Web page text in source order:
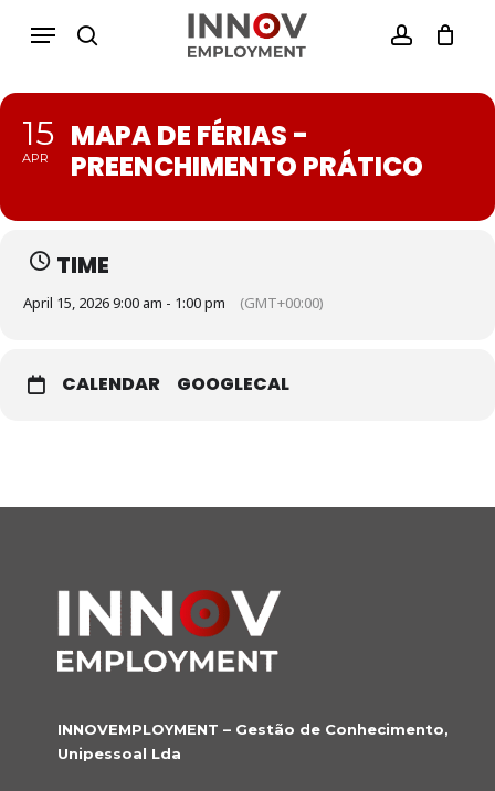
search account
Menu
Cesto de Compras Close
15
APR
MAPA DE FÉRIAS -
PREENCHIMENTO PRÁTICO
TIME
April 15, 2026 9:00 am - 1:00 pm (GMT+00:00)
CALENDAR GOOGLECAL
INNOVEMPLOYMENT – Gestão de Conhecimento,
Unipessoal Lda